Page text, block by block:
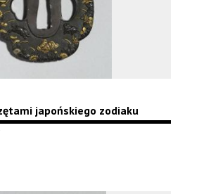
japońskiego zodiaku